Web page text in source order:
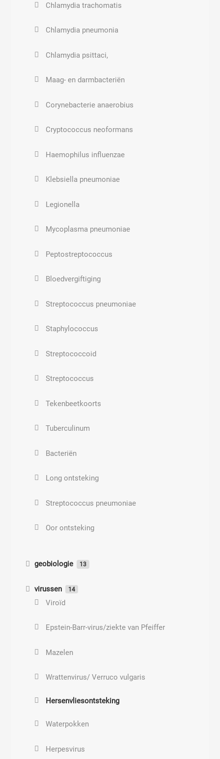
Chlamydia trachomatis
Chlamydia pneumonia
Chlamydia psittaci,
Maag- en darmbacteriën
Corynebacterie anaerobius
Cryptococcus neoformans
Haemophilus influenzae
Klebsiella pneumoniae
Legionella
Mycoplasma pneumoniae
Peptostreptococcus
Bloedvergiftiging
Streptococcus pneumoniae
Staphylococcus
Streptococcoid
Streptococcus
Tekenbeetkoorts
Tuberculinum
Bacteriën
Long ontsteking
Streptococcus pneumoniae
Oor ontsteking
geobiologie 13
Spanningsvelden
Currylijnen
Schumann-resonantie
Leylijnen
Tellurische netten
Kosmische energie
Wateraders
virussen 14
Viroïd
Epstein-Barr-virus/ziekte van Pfeiffer
Mazelen
Wrattenvirus/ Verruco vulgaris
Hersenvliesontsteking
Waterpokken
Herpesvirus